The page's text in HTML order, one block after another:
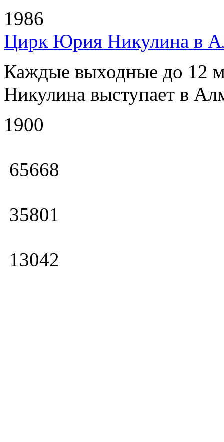
1986
Цирк Юрия Никулина в
Каждые выходные до 12
Никулина выступает в
1900
65668
35801
13042